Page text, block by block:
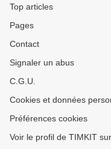
Top articles
Pages
Contact
Signaler un abus
C.G.U.
Cookies et données
Préférences cookies
Voir le profil de TIMKIT